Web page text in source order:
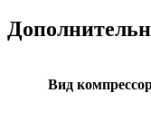
Вид